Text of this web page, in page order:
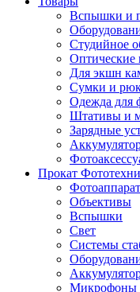
Вспышки и
Студийное
Оптические
Для экшн
Сумки и
Одежда для
Штативы и
Зарядные
Прокат
Объективы
Вспышки
Свет
Системы
Микрофоны